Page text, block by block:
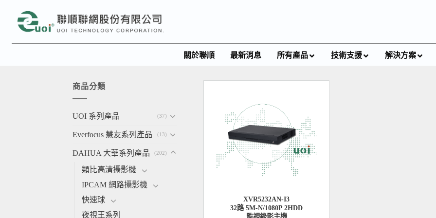
關於聯順 最新消息 所有產品 技術支援 解決方案
商品分類
UOI 系列產品 (37)
Everfocus 慧友系列產品 (13)
DAHUA 大華系列產品 (202)
類比高清攝影機
IPCAM 網路攝影機
快速球
夜視王系列
XVR5232AN-I3
32路 5M-N/1080P 2HDD
監視錄影主機